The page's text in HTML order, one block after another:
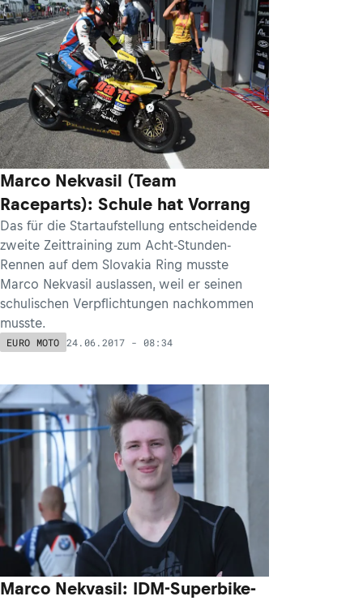
Marco Nekvasil (Team
Raceparts): Schule hat Vorrang
Das für die Startaufstellung entscheidende
zweite Zeittraining zum Acht-Stunden-
Rennen auf dem Slovakia Ring musste
Marco Nekvasil auslassen, weil er seinen
schulischen Verpflichtungen nachkommen
musste.
EURO MOTO 24.06.2017 - 08:34
Marco Nekvasil: IDM-Superbike-